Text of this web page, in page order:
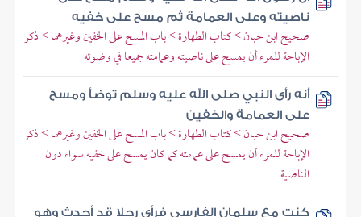
ناصيته وعلى العمامة ثم مسح على خفيه
صحيح ابن حبان > كتاب الطهارة > باب المسح على الخفين وغيرهما > ذكر
الإباحة للمرء أن يمسح على ناصيته وعمامته جميعا في وضوئه
أنه رأى النبي صلى الله عليه وسلم توضأ ومسح
على العمامة والخفين
صحيح ابن حبان > كتاب الطهارة > باب المسح على الخفين وغيرهما > ذكر
الإباحة للمرء أن يمسح على عمامته كما كان يمسح على خفيه سواء دون
الناصية
كنت مع سلمان الفارسي فرأى رجلا قد أحدث وهو